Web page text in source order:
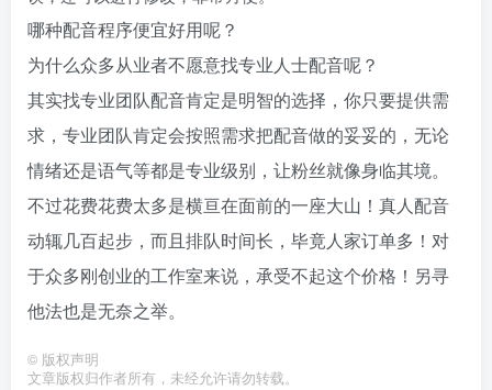
哪种配音程序便宜好用呢？
为什么众多从业者不愿意找专业人士配音呢？
其实找专业团队配音肯定是明智的选择，你只要提供需
求，专业团队肯定会按照需求把配音做的妥妥的，无论
情绪还是语气等都是专业级别，让粉丝就像身临其境。
不过花费花费太多是横亘在面前的一座大山！真人配音
动辄几百起步，而且排队时间长，毕竟人家订单多！对
于众多刚创业的工作室来说，承受不起这个价格！另寻
他法也是无奈之举。
© 版权声明
文章版权归作者所有，未经允许请勿转载。